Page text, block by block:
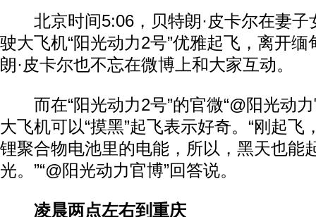
北京时间5:06，贝特朗·皮卡尔在妻子
驶大飞机“阳光动力2号”优雅起飞，离开
朗·皮卡尔也不忘在微博上和大家互动。
而在“阳光动力2号”的官微“@阳光动力
大飞机可以“摸黑”起飞表示好奇。“刚起飞
锂聚合物电池里的电能，所以，黑天也能
光。”“@阳光动力官博”回答说。
凌晨两点左右到重庆